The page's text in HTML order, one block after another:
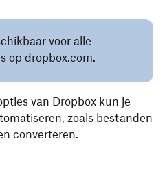
voor alle
op dropbox.com.
van Dropbox kun je
zoals bestanden
converteren.